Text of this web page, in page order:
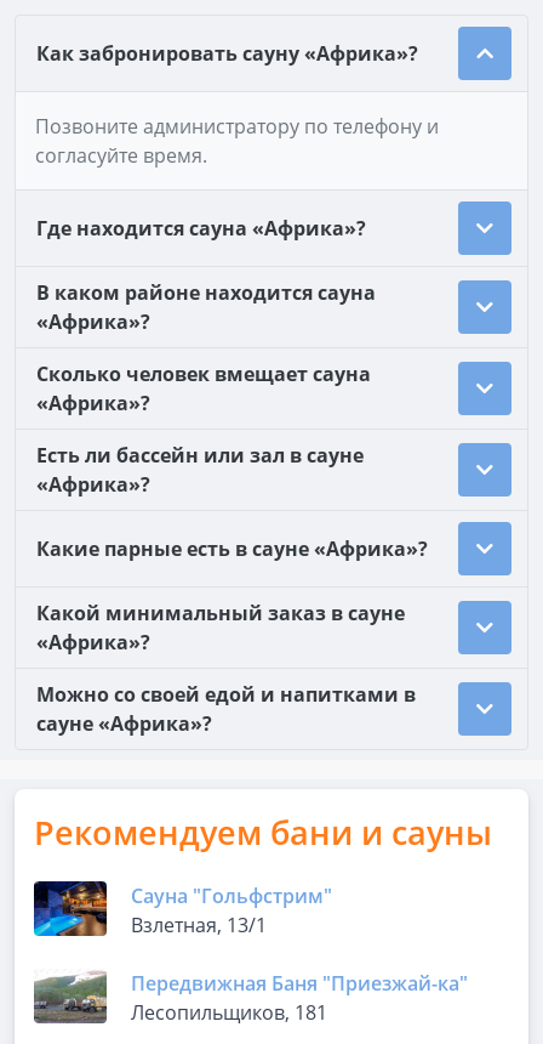
Как забронировать сауну «Африка»?
Позвоните администратору по телефону и
согласуйте время.
Где находится сауна «Африка»?
В каком районе находится сауна
«Африка»?
Сколько человек вмещает сауна
«Африка»?
Есть ли бассейн или зал в сауне
«Африка»?
Какие парные есть в сауне «Африка»?
Какой минимальный заказ в сауне
«Африка»?
Можно со своей едой и напитками в
сауне «Африка»?
Рекомендуем бани и сауны
Сауна "Гольфстрим"
Взлетная, 13/1
Передвижная Баня "Приезжай-ка"
Лесопильщиков, 181